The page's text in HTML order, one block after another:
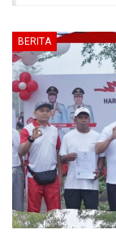
BERITA